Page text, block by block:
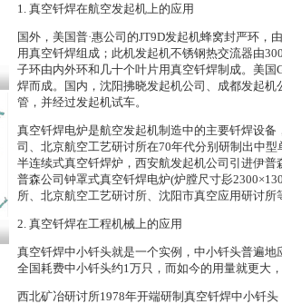
1. 真空钎焊在航空发起机上的应用
国外，美国普·惠公司的JT9D发起机蜂窝封严环
用真空钎焊组成；此机发起机不锈钢热交流器由
子环由内外环和几十个叶片用真空钎焊制成。美
焊而成。国内，沈阳拂晓发起机公司、成都发起
管，并经过发起机试车。
真空钎焊电炉是航空发起机制造中的主要钎焊设
司、北京航空工艺研讨所在70年代分别研制出中
半连续式真空钎焊炉，西安航发起机公司引进伊
普森公司钟罩式真空钎焊电炉(炉膛尺寸髟
所、北京航空工艺研讨所、沈阳市真空应用研讨
2. 真空钎焊在工程机械上的应用
真空钎焊中小钎头就是一个实例，中小钎头普遍
全国耗费中小钎头约1万只，而如今的用量就更大
西北矿冶研讨所1978年开端研制真空钎焊中小钎